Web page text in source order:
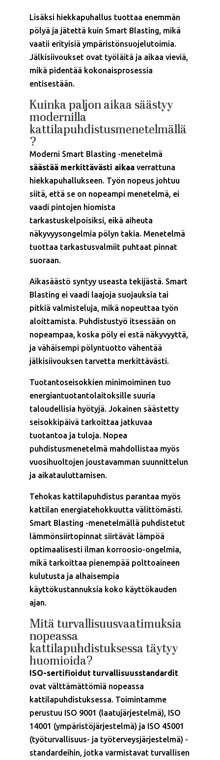
Lisäksi hiekkapuhallus tuottaa enemmän
pölyä ja jätettä kuin Smart Blasting, mikä
vaatii erityisiä ympäristönsuojelutoimia.
Jälkisiivoukset ovat työläitä ja aikaa vieviä,
mikä pidentää kokonaisprosessia
entisestään.
Kuinka paljon aikaa säästyy
modernilla
kattilapuhdistusmenetelmällä
?
Moderni Smart Blasting -menetelmä
säästää merkittävästi aikaaverrattuna
hiekkapuhallukseen. Työn nopeus johtuu
siitä, että se on nopeampi menetelmä, ei
vaadi pintojen hiomista
tarkastuskelpoisiksi, eikä aiheuta
näkyvyysongelmia pölyn takia. Menetelmä
tuottaa tarkastusvalmiit puhtaat pinnat
suoraan.
Aikasäästö syntyy useasta tekijästä. Smart
Blasting ei vaadi laajoja suojauksia tai
pitkiä valmisteluja, mikä nopeuttaa työn
aloittamista. Puhdistustyö itsessään on
nopeampaa, koska pöly ei estä näkyvyyttä,
ja vähäisempi pölyntuotto vähentää
jälkisiivouksen tarvetta merkittävästi.
Tuotantoseisokkien minimoiminen tuo
energiantuotantolaitoksille suuria
taloudellisia hyötyjä. Jokainen säästetty
seisokkipäivä tarkoittaa jatkuvaa
tuotantoa ja tuloja. Nopea
puhdistusmenetelmä mahdollistaa myös
vuosihuoltojen joustavamman suunnittelun
ja aikatauluttamisen.
Tehokas kattilapuhdistus parantaa myös
kattilan energiatehokkuutta välittömästi.
Smart Blasting -menetelmällä puhdistetut
lämmönsiirtopinnat siirtävät lämpöä
optimaalisesti ilman korroosio-ongelmia,
mikä tarkoittaa pienempää polttoaineen
kulutusta ja alhaisempia
käyttökustannuksia koko käyttökauden
ajan.
Mitä turvallisuusvaatimuksia
nopeassa
kattilapuhdistuksessa täytyy
huomioida?
ISO-sertifioidut turvallisuusstandardit
ovat välttämättömiä nopeassa
kattilapuhdistuksessa. Toimintamme
perustuu ISO 9001 (laatujärjestelmä), ISO
14001 (ympäristöjärjestelmä) ja ISO 45001
(työturvallisuus- ja työterveysjärjestelmä) -
standardeihin, jotka varmistavat turvallisen